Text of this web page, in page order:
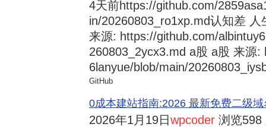
4天前https://github.com/
in/20260803_ro1xp.md认知差
来源: https://github.com/
260803_2ycx3.md a股 a股 来源
6lanyue/blob/main/
GitHub
0成本建站指南:2026 最新免费二级
2026年1月19日wpcoder 浏览598